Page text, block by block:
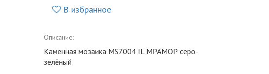
В избранное
Описание:
Каменная мозаика MS7004 IL МРАМОР серо-
зелёный